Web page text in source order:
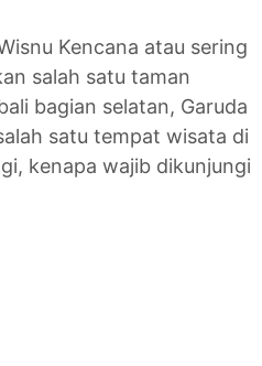
Kencana atau sering
salah satu taman
bagian selatan, Garuda
satu tempat wisata di
kenapa wajib dikunjungi